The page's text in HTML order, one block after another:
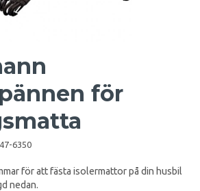
för
6350
för att fästa isolermattor på din husbil
nedan.